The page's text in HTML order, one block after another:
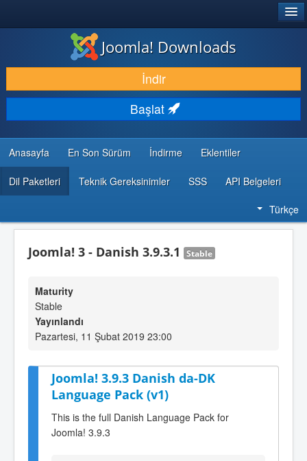
İNDIR & GENIŞLET
KEŞFET & ÖĞREN
TOPLULUK & DESTEK
GELIŞTIRICI KAYNAKLARI
Joomla! Downloads
İndir
Başlat
Anasayfa En Son Sürüm İndirme Eklentiler
Dil Paketleri Teknik Gereksinimler SSS API Belgeleri
Türkçe
Joomla! 3 - Danish 3.9.3.1 Stable
Maturity
Stable
Yayınlandı
Pazartesi, 11 Şubat 2019 23:00
Joomla! 3.9.3 Danish da-DK
Language Pack (v1)
This is the full Danish Language Pack for
Joomla! 3.9.3